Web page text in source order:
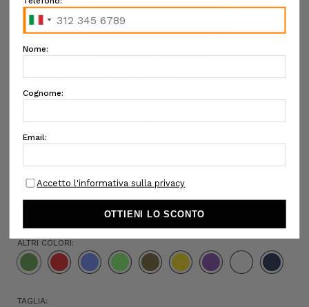
AERONAUTICA MILITARE
POLO IN COTONE PIQUET REGULAR FIT
DESIGNER SKU:
Confezione regalo: Opzioni disponibili
ALTRI COLORI:
TAGLIA: